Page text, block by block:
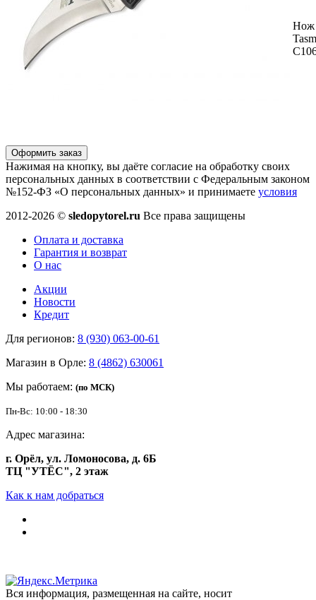
Нож
Оформить заказ
Нажимая на кнопку, вы даёте согласие на обработку своих
персональных данных в соответствии с Федеральным законом
№152-ФЗ «О персональных данных» и принимаете условия
2012-2026 © sledopytorel.ru Все права защищены
Оплата и доставка
Гарантия и возврат
О нас
Акции
Новости
Кредит
Для регионов: 8 (930) 063-00-61
Магазин в Орле: 8 (4862) 630061
Мы работаем: (по МСК)
Пн-Вс: 10:00 - 18:30
Адрес магазина:
г. Орёл, ул. Ломоносова, д. 6Б
ТЦ "УТЁС", 2 этаж
Как к нам добраться
Вся информация, размещенная на сайте, носит